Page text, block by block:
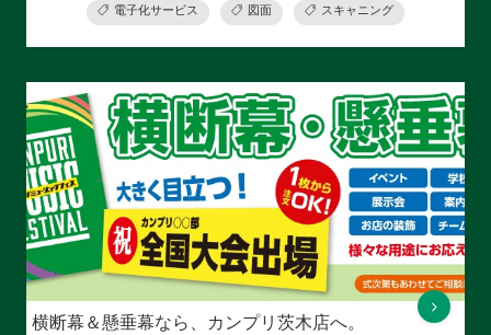
電子化サービス 図面 スキャニング
横断幕＆懸垂幕なら、カンプリ茨木店へ。